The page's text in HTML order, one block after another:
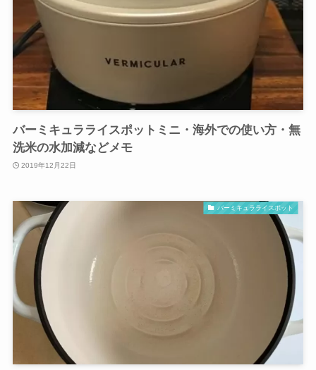
バーミキュラライスポットミニ・海外での使い方・無
洗米の水加減などメモ
2019年12月22日
バーミキュラライスポット